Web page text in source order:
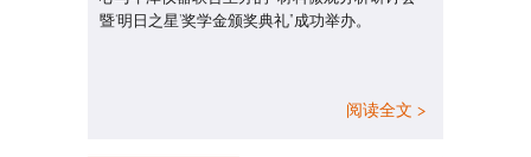
暨‘明日之星’奖学金颁奖典礼”成功举办。
阅读全文 >